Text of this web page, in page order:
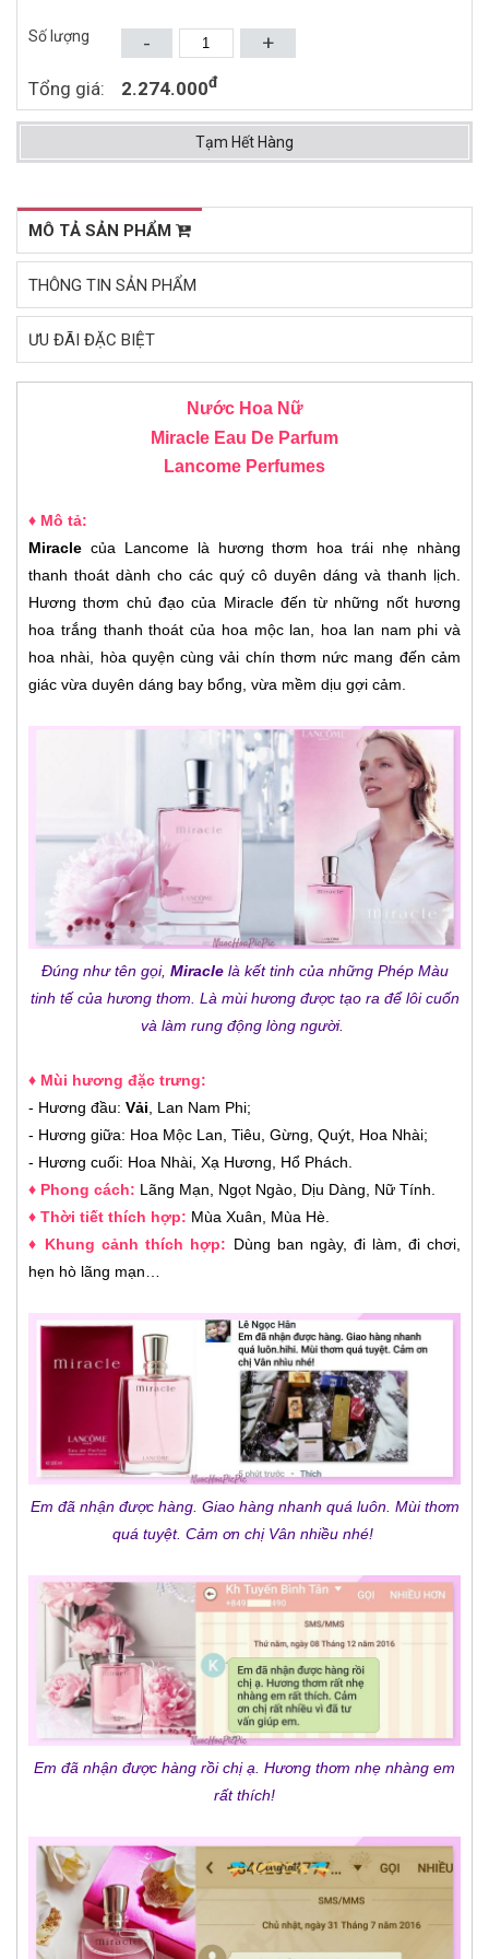
Số lượng +
-
Tổng giá: 2.274.000đ
Tạm Hết Hàng
MÔ TẢ SẢN PHẨM
THÔNG TIN SẢN PHẨM
ƯU ĐÃI ĐẶC BIỆT
Nước Hoa Nữ
Miracle Eau De Parfum
Lancome Perfumes
♦ Mô tả:
Miracle của Lancome là hương thơm hoa trái nhẹ nhàng
thanh thoát dành cho các quý cô duyên dáng và thanh lịch.
Hương thơm chủ đạo của Miracle đến từ những nốt hương
hoa trắng thanh thoát của hoa mộc lan, hoa lan nam phi và
hoa nhài, hòa quyện cùng vải chín thơm nức mang đến cảm
giác vừa duyên dáng bay bổng, vừa mềm dịu gợi cảm.
Đúng như tên gọi, Miraclelà kết tinh của những Phép Màu
tinh tế của hương thơm. Là mùi hương được tạo ra để lôi cuốn
và làm rung động lòng người.
♦ Mùi hương đặc trưng:
- Hương đầu: Vải, Lan Nam Phi;
- Hương giữa: Hoa Mộc Lan, Tiêu, Gừng, Quýt, Hoa Nhài;
- Hương cuối: Hoa Nhài, Xạ Hương, Hổ Phách.
♦ Phong cách: Lãng Mạn, Ngọt Ngào, Dịu Dàng, Nữ Tính.
♦ Thời tiết thích hợp: Mùa Xuân, Mùa Hè.
♦ Khung cảnh thích hợp: Dùng ban ngày, đi làm, đi chơi,
hẹn hò lãng mạn…
Em đã nhận được hàng. Giao hàng nhanh quá luôn. Mùi thơm
quá tuyệt. Cảm ơn chị Vân nhiều nhé!
Em đã nhận được hàng rồi chị ạ. Hương thơm nhẹ nhàng em
rất thích!